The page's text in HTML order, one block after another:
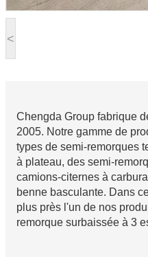
<
Chengda Group fabrique
2005. Notre gamme de
types de semi-remorques
à plateau, des semi-
camions-citernes à
benne basculante. Dans
plus près l'un de nos
remorque surbaissée à 3